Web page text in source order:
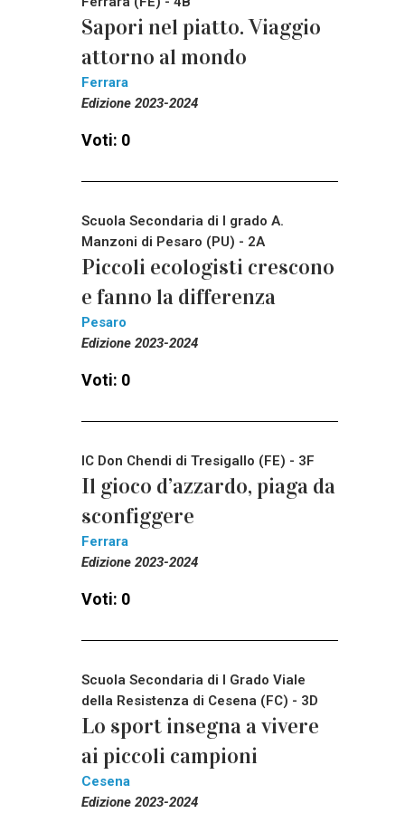
Sapori nel piatto. Viaggio
attorno al mondo
Ferrara
Edizione 2023-2024
Voti: 0
Scuola Secondaria di I grado A.
Manzoni di Pesaro (PU) - 2A
Piccoli ecologisti crescono
e fanno la differenza
Pesaro
Edizione 2023-2024
Voti: 0
IC Don Chendi di Tresigallo (FE) - 3F
Il gioco d’azzardo, piaga da
sconfiggere
Ferrara
Edizione 2023-2024
Voti: 0
Scuola Secondaria di I Grado Viale
della Resistenza di Cesena (FC) - 3D
Lo sport insegna a vivere
ai piccoli campioni
Cesena
Edizione 2023-2024